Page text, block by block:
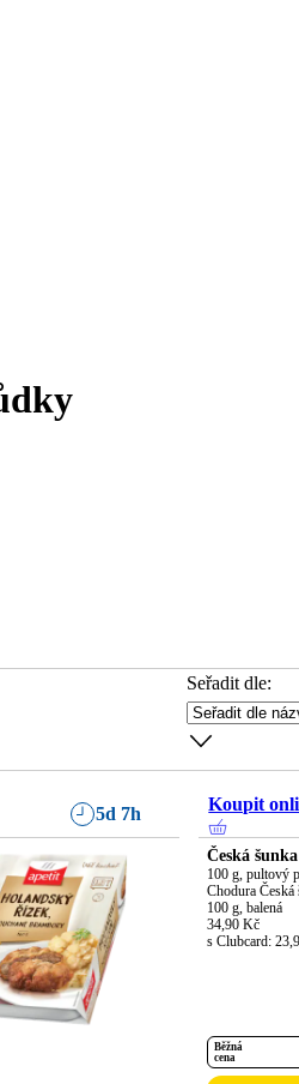
Seřadit dle:
5d 7h Koupit
Česká
100 g, pultový
Chodura
100 g, balená
34,90 Kč
s Clubcard:
Běžná
cena